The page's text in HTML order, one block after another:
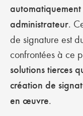
administrateur.
de signature est
confrontées à ce
solutions tierces
création de
en œuvre.